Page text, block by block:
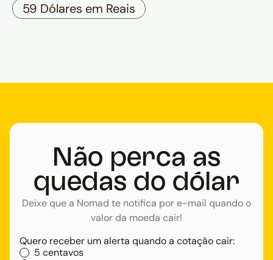
59 Dólares em Reais
Não perca as
quedas do dólar
Deixe que a Nomad te notifica por e-mail quando o
valor da moeda cair!
Quero receber um alerta quando a cotação cair:
5 centavos